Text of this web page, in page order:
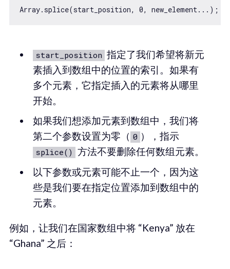
start_position 指定了我们希望将新元
素插入到数组中的位置的索引。如果有
多个元素，它指定插入的元素将从哪里
开始。
如果我们想添加元素到数组中，我们将
第二个参数设置为零（ 0 ），指示
splice() 方法不要删除任何数组元素。
以下参数或元素可能不止一个，因为这
些是我们要在指定位置添加到数组中的
元素。
例如，让我们在国家数组中将 “Kenya” 放在
“Ghana” 之后：